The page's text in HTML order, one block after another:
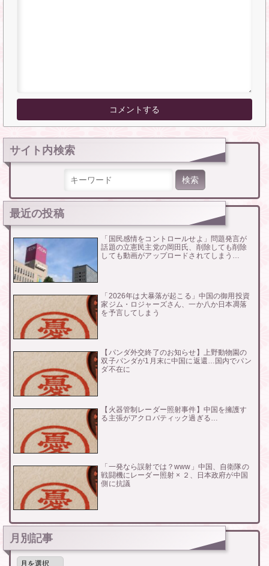
サイト内検索
最近の投稿
「国民感情をコントロールせよ」問題発言が
話題の立憲民主党の岡田氏、削除しても削除
しても動画がアップロードされてしまう…
「2026年は大暴落が起こる」中国の御用投資
家ジム・ロジャーズさん、一か八か日本凋落
を予言してしまう
【パンダ外交終了のお知らせ】上野動物園の
双子パンダが1月末に中国に返還…国内でパン
ダ不在に
【火器管制レーダー照射事件】中国を擁護す
る主張がアクロバティック過ぎる…
「一発なら誤射では？www」中国、自衛隊の
戦闘機にレーダー照射 × ２、日本政府が中国
側に抗議
月別記事
月